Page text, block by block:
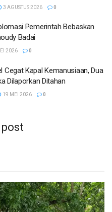
3 AGUSTUS 2026 0
Pemerintah Bebaskan
Badai
2026 0
Cegat Kapal Kemanusiaan, Dua
Dilaporkan Ditahan
19 MEI 2026 0